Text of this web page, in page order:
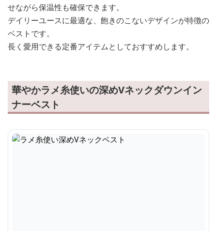
せながら保温性も確保できます。
デイリーユースに最適な、飽きのこないデザインが特徴の
ベストです。
長く愛用できる定番アイテムとしておすすめします。
華やかラメ糸使いの深めVネックダウンイン
ナーベスト